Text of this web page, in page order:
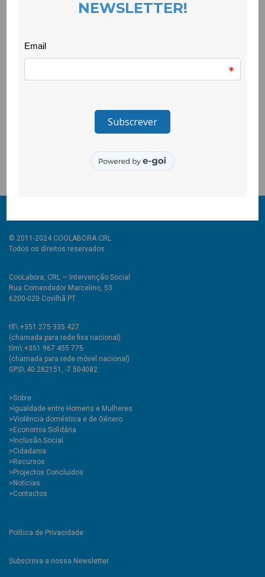
economia local e apela a estilos de vida mais ecológicos e
alimentares, artesanato e artigos em segunda mão.
Houve troca de livros com a Biblioteca da UBI, uma oficina de
o Museu de Lanifícios no âmbito do programa wool é cool,
jogos tradicionais para crianças dinamizados pelo projecto
Quero Ser Mais E9G e muitas danças, afrobrasileiras com a
Lisiane Moresco e da Beira Baixa com a Casa do Povo do Paul.
© 2011-2024 COOLABORA CRL
Todos os direitos reservados
CooLabora, CRL — Intervenção Social
Rua Comendador Marcelino, 53
6200-020 Covilhã PT
tlf\ +351 275 335 427
(chamada para rede fixa nacional)
tlm\ +351 967 455 775
(chamada para rede móvel nacional)
GPS\ 40.282151, -7.504082
>Sobre
>Igualdade entre Homens e Mulheres
>Violência doméstica e de Género
>Economia Solidária
>Inclusão Social
>Cidadania
>Recursos
>Projectos Concluídos
>Notícias
>Contactos
Política de Privacidade
Subscreva a nossa Newsletter